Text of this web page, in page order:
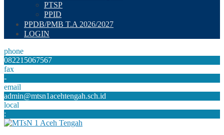
PTSP
PPID
PPDB/PMB T.A 2026/2027
LOGIN
phone
082215067567
fax
-
email
admin@mtsn1acehtengah.sch.id
local
: